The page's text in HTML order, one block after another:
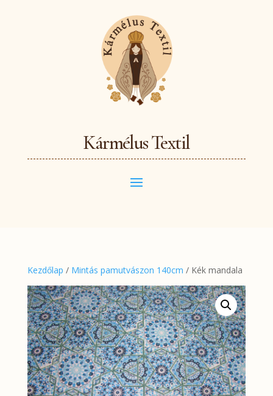
Kármélus Textil
Kezdőlap / Mintás pamutvászon 140cm / Kék mandala